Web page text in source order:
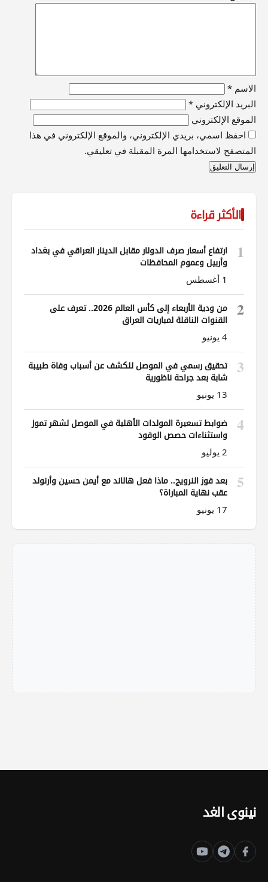
الاسم *
البريد الإلكتروني *
الموقع الإلكتروني
احفظ اسمي، بريدي الإلكتروني، والموقع الإلكتروني في هذا
المتصفح لاستخدامها المرة المقبلة في تعليقي.
الأكثر قراءة
1
ارتفاع أسعار صرف الدولار مقابل الدينار العراقي في بغداد
وأربيل وعموم المحافظات
1 أغسطس
2
من ودية الأربعاء إلى كأس العالم 2026.. تعرف على
القنوات الناقلة لمباريات العراق
4 يونيو
3
تحقيق رسمي في الموصل للكشف عن أسباب وفاة طبيبة
شابة بعد جراحة ناظورية
13 يونيو
4
ضوابط تسعيرة المولدات الأهلية في الموصل لشهر تموز
واستثناءات حصص الوقود
2 يوليو
5
بعد فوز النرويج.. ماذا فعل هالاند مع أيمن حسين وأرنولد
عقب نهاية المباراة؟
17 يونيو
نينوى الغد